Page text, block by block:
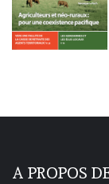
A PROPOS